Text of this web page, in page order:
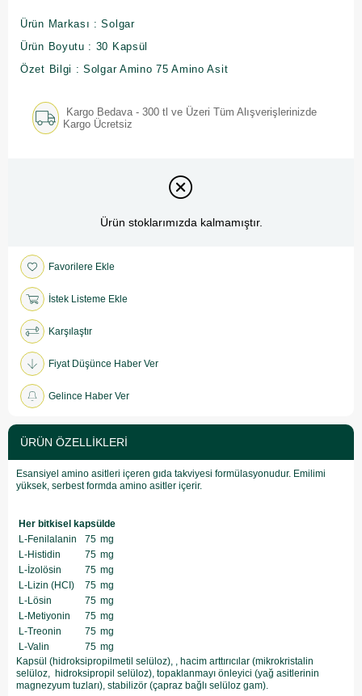
Ürün Markası : Solgar
Ürün Boyutu : 30 Kapsül
Özet Bilgi : Solgar Amino 75 Amino Asit
Kargo Bedava - 300 tl ve Üzeri Tüm Alışverişlerinizde
Kargo Ücretsiz
Ürün stoklarımızda kalmamıştır.
Favorilere Ekle
İstek Listeme Ekle
Karşılaştır
Fiyat Düşünce Haber Ver
Gelince Haber Ver
ÜRÜN ÖZELLIKLERI
Esansiyel amino asitleri içeren gıda takviyesi formülasyonudur. Emilimi
yüksek, serbest formda amino asitler içerir.
Her bitkisel kapsülde
L-Fenilalanin
75 mg
L-Histidin
75 mg
L-İzolösin
75 mg
L-Lizin (HCI)
75 mg
L-Lösin
75 mg
L-Metiyonin
75 mg
L-Treonin
75 mg
L-Valin
75 mg
Kapsül (hidroksipropilmetil selüloz), , hacim arttırıcılar (mikrokristalin
selüloz, hidroksipropil selüloz), topaklanmayı önleyici (yağ asitlerinin
magnezyum tuzları), stabilizör (çapraz bağlı selüloz gam).